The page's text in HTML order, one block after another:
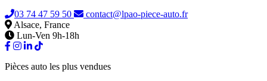
03 74 47 59 50
contact@lpao-piece-auto.fr
Alsace, France
Lun-Ven 9h-18h
Pièces auto les plus vendues